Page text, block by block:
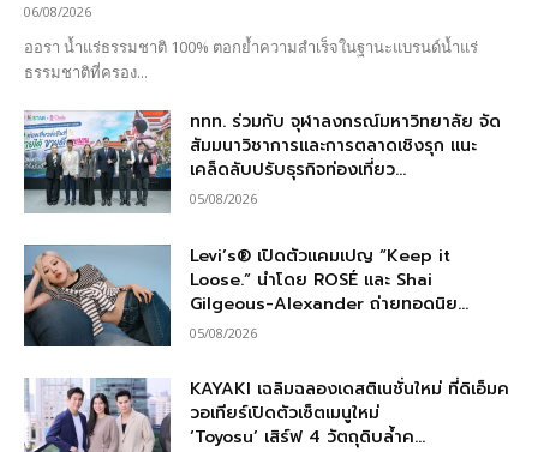
06/08/2026
ออรา น้ำแร่ธรรมชาติ 100% ตอกย้ำความสำเร็จในฐานะแบรนด์น้ำแร่
ธรรมชาติที่ครอง...
ททท. ร่วมกับ จุฬาลงกรณ์มหาวิทยาลัย จัด
สัมมนาวิชาการและการตลาดเชิงรุก แนะ
เคล็ดลับปรับธุรกิจท่องเที่ยว...
05/08/2026
Levi’s® เปิดตัวแคมเปญ “Keep it
Loose.” นำโดย ROSÉ และ Shai
Gilgeous-Alexander ถ่ายทอดนิย...
05/08/2026
KAYAKI เฉลิมฉลองเดสติเนชั่นใหม่ ที่ดิเอ็มค
วอเทียร์เปิดตัวเซ็ตเมนูใหม่
‘Toyosu’ เสิร์ฟ 4 วัตถุดิบล้ำค...